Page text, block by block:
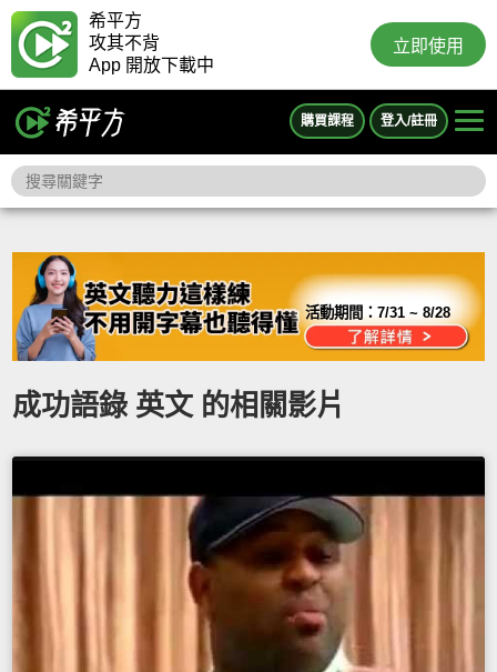
希平方
攻其不背
App 開放下載中
立即使用
購買課程 登入/註冊
活動期間：7/31 ~ 8/28
成功語錄 英文 的相關影片